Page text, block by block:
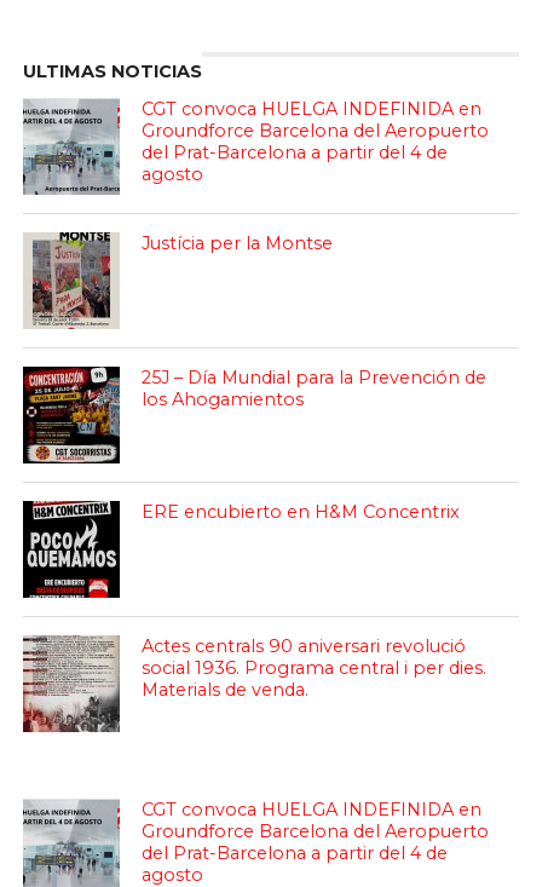
ULTIMAS NOTICIAS
CGT convoca HUELGA INDEFINIDA en
Groundforce Barcelona del Aeropuerto
del Prat-Barcelona a partir del 4 de
agosto
Justícia per la Montse
25J – Día Mundial para la Prevención de
los Ahogamientos
ERE encubierto en H&M Concentrix
Actes centrals 90 aniversari revolució
social 1936. Programa central i per dies.
Materials de venda.
CGT convoca HUELGA INDEFINIDA en
Groundforce Barcelona del Aeropuerto
del Prat-Barcelona a partir del 4 de
agosto